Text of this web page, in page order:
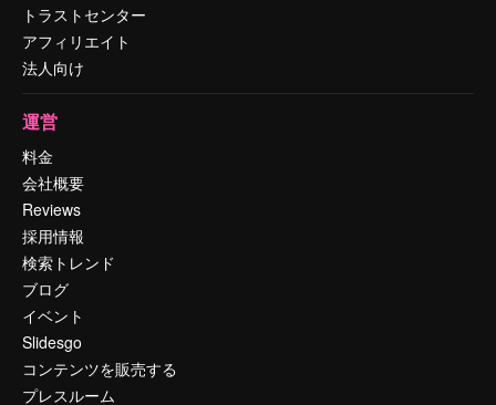
トラストセンター
アフィリエイト
法人向け
運営
料金
会社概要
Reviews
採用情報
検索トレンド
ブログ
イベント
Slidesgo
コンテンツを販売する
プレスルーム